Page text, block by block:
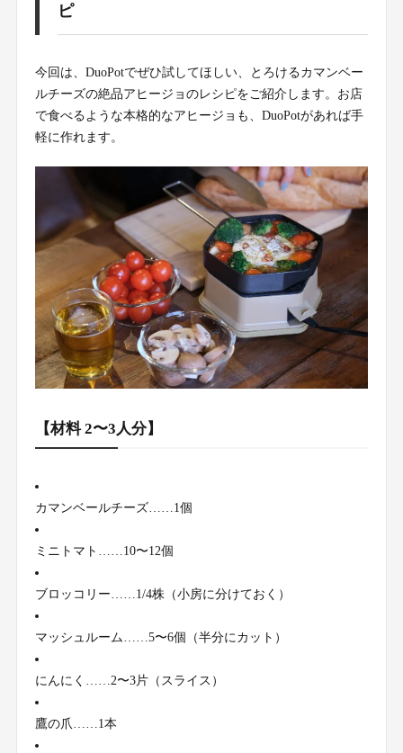
ピ
今回は、DuoPotでぜひ試してほしい、とろけるカマンベー
ルチーズの絶品アヒージョのレシピをご紹介します。お店
で食べるような本格的なアヒージョも、DuoPotがあれば手
軽に作れます。
【材料 2〜3人分】
カマンベールチーズ……1個
ミニトマト……10〜12個
ブロッコリー……1/4株（小房に分けておく）
マッシュルーム……5〜6個（半分にカット）
にんにく……2〜3片（スライス）
鷹の爪……1本